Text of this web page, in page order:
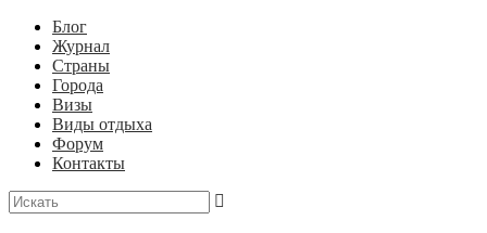
Блог
Журнал
Страны
Города
Визы
Виды отдыха
Форум
Контакты